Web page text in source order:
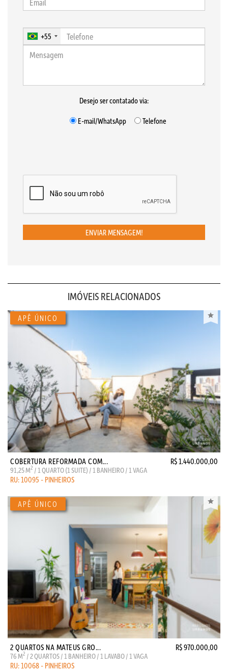
+55
Desejo ser contatado via:
E-mail/WhatsApp
Telefone
ENVIAR MENSAGEM!
IMÓVEIS RELACIONADOS
COBERTURA REFORMADA COM... R$ 1.440.000,00
91,25 M2 / 1 QUARTO (1 SUITE) / 1 BANHEIRO / 1 VAGA
RU: 10095 - PINHEIROS
2 QUARTOS NA MATEUS GRO... R$ 970.000,00
76 M2 / 2 QUARTOS / 1 BANHEIRO / 1 LAVABO / 1 VAGA
RU: 10068 - PINHEIROS